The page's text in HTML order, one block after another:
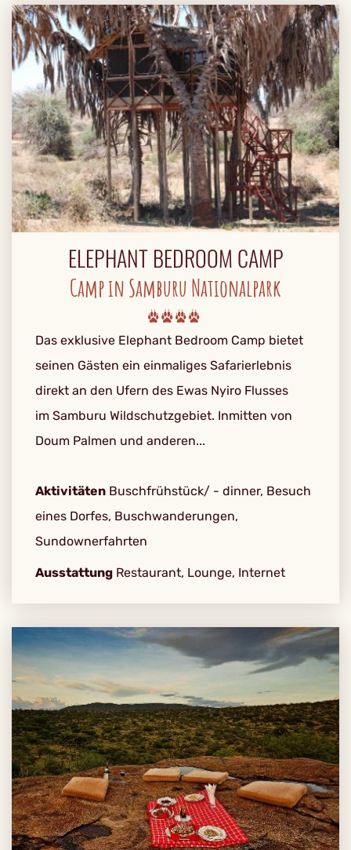
ELEPHANT BEDROOM CAMP
Camp in Samburu Nationalpark
Das exklusive Elephant Bedroom Camp bietet
seinen Gästen ein einmaliges Safarierlebnis
direkt an den Ufern des Ewas Nyiro Flusses
im Samburu Wildschutzgebiet. Inmitten von
Doum Palmen und anderen...
Aktivitäten Buschfrühstück/ - dinner, Besuch
eines Dorfes, Buschwanderungen,
Sundownerfahrten
Ausstattung Restaurant, Lounge, Internet